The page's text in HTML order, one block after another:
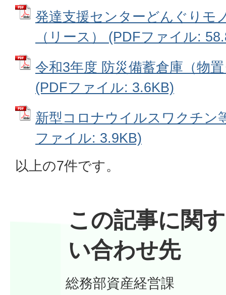
発達支援センターどんぐりモ
（リース） (PDFファイル:
令和3年度 防災備蓄倉庫（物
(PDFファイル: 3.6KB)
新型コロナウイルスワクチン
ファイル: 3.9KB)
以上の7件です。
この記事に関
い合わせ先
総務部資産経営課